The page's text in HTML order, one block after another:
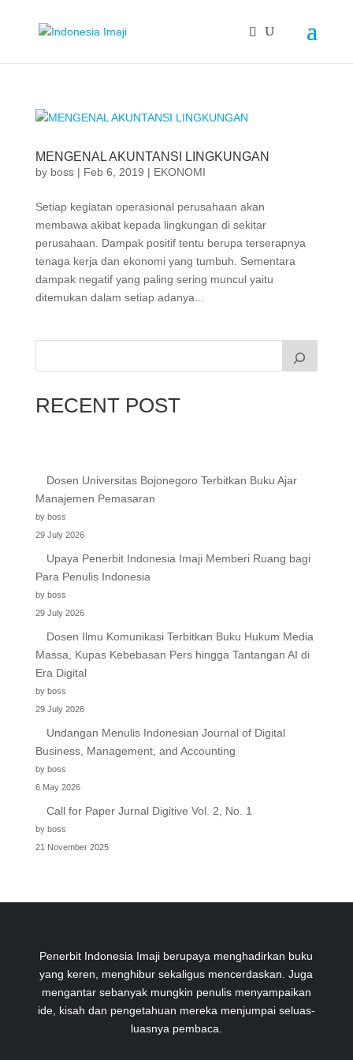
MENGENAL AKUNTANSI LINGKUNGAN
by boss| Feb 6, 2019 | EKONOMI
Setiap kegiatan operasional perusahaan akan
membawa akibat kepada lingkungan di sekitar
perusahaan. Dampak positif tentu berupa terserapnya
tenaga kerja dan ekonomi yang tumbuh. Sementara
dampak negatif yang paling sering muncul yaitu
ditemukan dalam setiap adanya...
RECENT POST
Dosen Universitas Bojonegoro Terbitkan Buku Ajar
Manajemen Pemasaran
by boss
29 July 2026
Upaya Penerbit Indonesia Imaji Memberi Ruang bagi
Para Penulis Indonesia
by boss
29 July 2026
Dosen Ilmu Komunikasi Terbitkan Buku Hukum Media
Massa, Kupas Kebebasan Pers hingga Tantangan AI di
Era Digital
by boss
29 July 2026
Undangan Menulis Indonesian Journal of Digital
Business, Management, and Accounting
by boss
6 May 2026
Call for Paper Jurnal Digitive Vol. 2, No. 1
by boss
21 November 2025
Penerbit Indonesia Imaji berupaya menghadirkan buku
yang keren, menghibur sekaligus mencerdaskan. Juga
mengantar sebanyak mungkin penulis menyampaikan
ide, kisah dan pengetahuan mereka menjumpai seluas-
luasnya pembaca.